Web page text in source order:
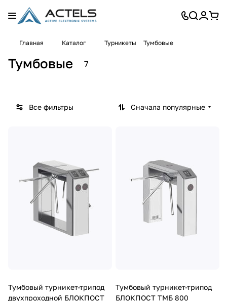
Главная Каталог Турникеты Тумбовые
Тумбовые 7
кеты
БЛОК
ПОСТ
товаров
Все фильтры Сначала популярные
Тумбовый турникет-трипод
двухпроходной БЛОКПОСТ
Тумбовый турникет-трипод
БЛОКПОСТ ТМБ 800